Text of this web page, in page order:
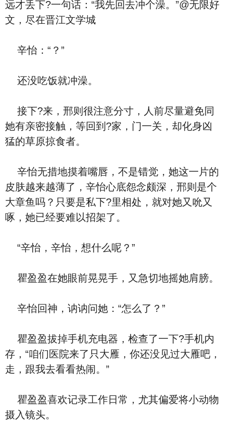
远才丢下?一句话：“我先回去冲个澡。”@无限好
文，尽在晋江文学城
辛怡：“？”
还没吃饭就冲澡。
接下?来，邢则很注意分寸，人前尽量避免同
她有亲密接触，等回到?家，门一关，却化身凶
猛的草原掠食者。
辛怡无措地摸着嘴唇，不是错觉，她这一片的
皮肤越来越薄了，辛怡心底怨念颇深，邢则是个
大章鱼吗？只要是私下?里相处，就对她又吮又
啄，她已经要难以招架了。
“辛怡，辛怡，想什么呢？”
瞿盈盈在她眼前晃晃手，又急切地摇她肩膀。
辛怡回神，讷讷问她：“怎么了？”
瞿盈盈拔掉手机充电器，检查了一下?手机内
存，“咱们医院来了只大雁，你还没见过大雁吧，
走，跟我去看看热闹。”
瞿盈盈喜欢记录工作日常，尤其偏爱将小动物
摄入镜头。